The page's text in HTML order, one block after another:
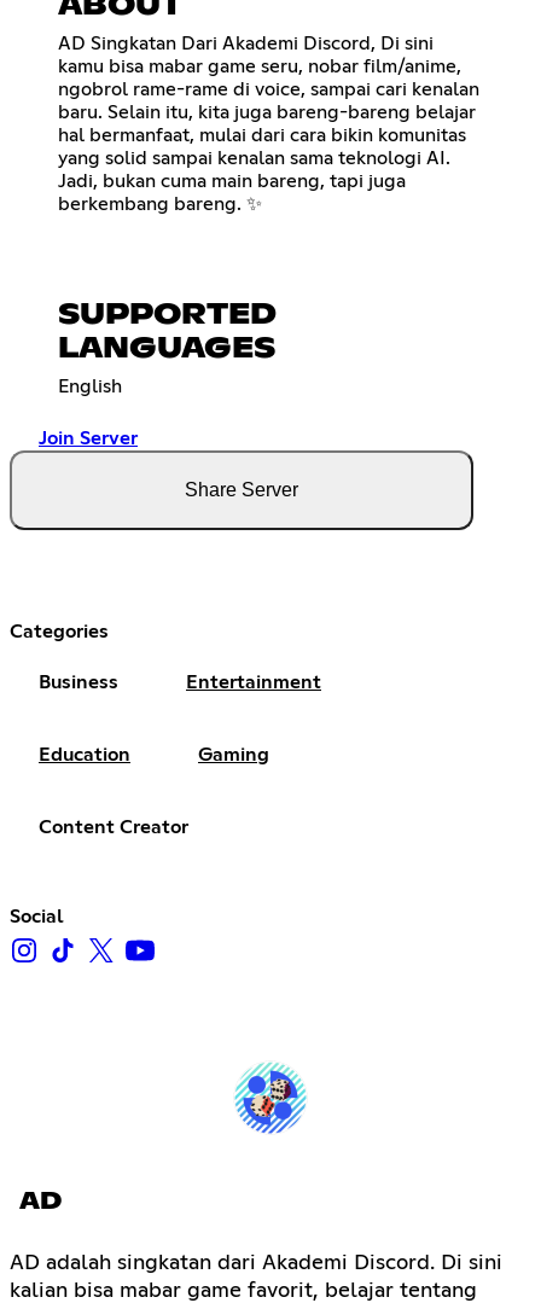
AD Singkatan Dari Akademi Discord, Di sini
kamu bisa mabar game seru, nobar film/anime,
ngobrol rame-rame di voice, sampai cari kenalan
baru. Selain itu, kita juga bareng-bareng belajar
hal bermanfaat, mulai dari cara bikin komunitas
yang solid sampai kenalan sama teknologi AI.
Jadi, bukan cuma main bareng, tapi juga
berkembang bareng. ✨
SUPPORTED
LANGUAGES
English
Join Server
Share Server
Categories
Business Entertainment
Education Gaming
Content Creator
Social
AD
AD adalah singkatan dari Akademi Discord. Di sini
kalian bisa mabar game favorit, belajar tentang